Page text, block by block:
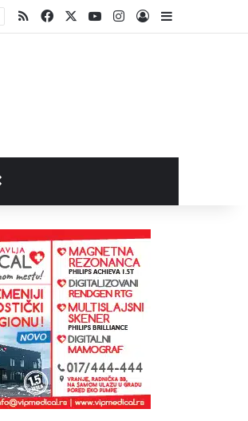
RSSFacebookYouTubeInstagram
Log InSidebar
Random Article